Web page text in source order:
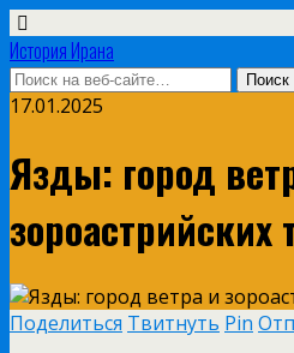
История Ирана
17.01.2025
Язды: город
зороастрийских
Поделиться Твитнуть Pin